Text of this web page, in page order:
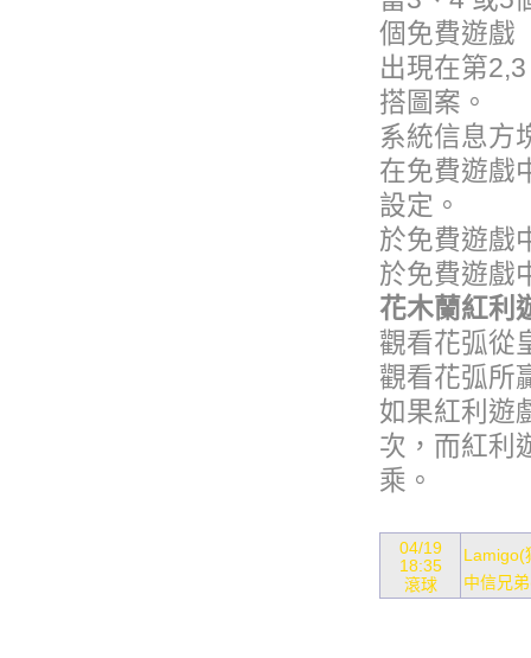
個免費遊
出現在第
搭圖案。
系統信息方
在免費遊戲
設定。
於免費遊戲
於免費遊戲
花木蘭紅利
觀看花弧從
觀看花弧所
如果紅利遊
次，而紅利
乘。
04/19
18:35
滾球
Lamigo(
中信兄